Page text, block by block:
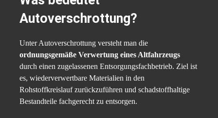
Autoverschrottung?
Unter Autoverschrottung versteht man die
ordnungsgemäße Verwertung eines Altfahrzeugs
durch einen zugelassenen Entsorgungsfachbetrieb. Ziel ist
es, wiederverwertbare Materialien in den
Rohstoffkreislauf zurückzuführen und schadstoffhaltige
Bestandteile fachgerecht zu entsorgen.